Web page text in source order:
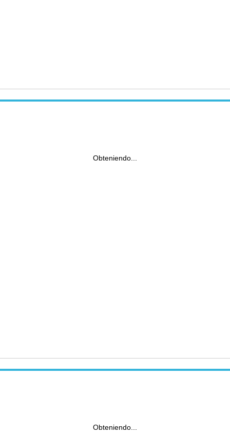
Obteniendo...
Obteniendo...